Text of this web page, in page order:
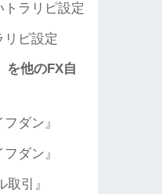
ラリピ設定
リピ設定
を他のFX自
ダン』
ダン』
引』